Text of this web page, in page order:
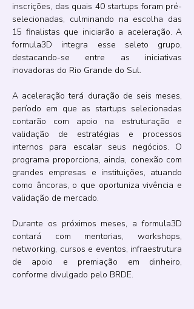
inscrições, das quais 40 startups foram pré-
selecionadas, culminando na escolha das
15 finalistas que iniciarão a aceleração. A
formula3D integra esse seleto grupo,
destacando-se entre as iniciativas
inovadoras do Rio Grande do Sul.
A aceleração terá duração de seis meses,
período em que as startups selecionadas
contarão com apoio na estruturação e
validação de estratégias e processos
internos para escalar seus negócios. O
programa proporciona, ainda, conexão com
grandes empresas e instituições, atuando
como âncoras, o que oportuniza vivência e
validação de mercado.
Durante os próximos meses, a formula3D
contará com mentorias, workshops,
networking, cursos e eventos, infraestrutura
de apoio e premiação em dinheiro,
conforme divulgado pelo BRDE.